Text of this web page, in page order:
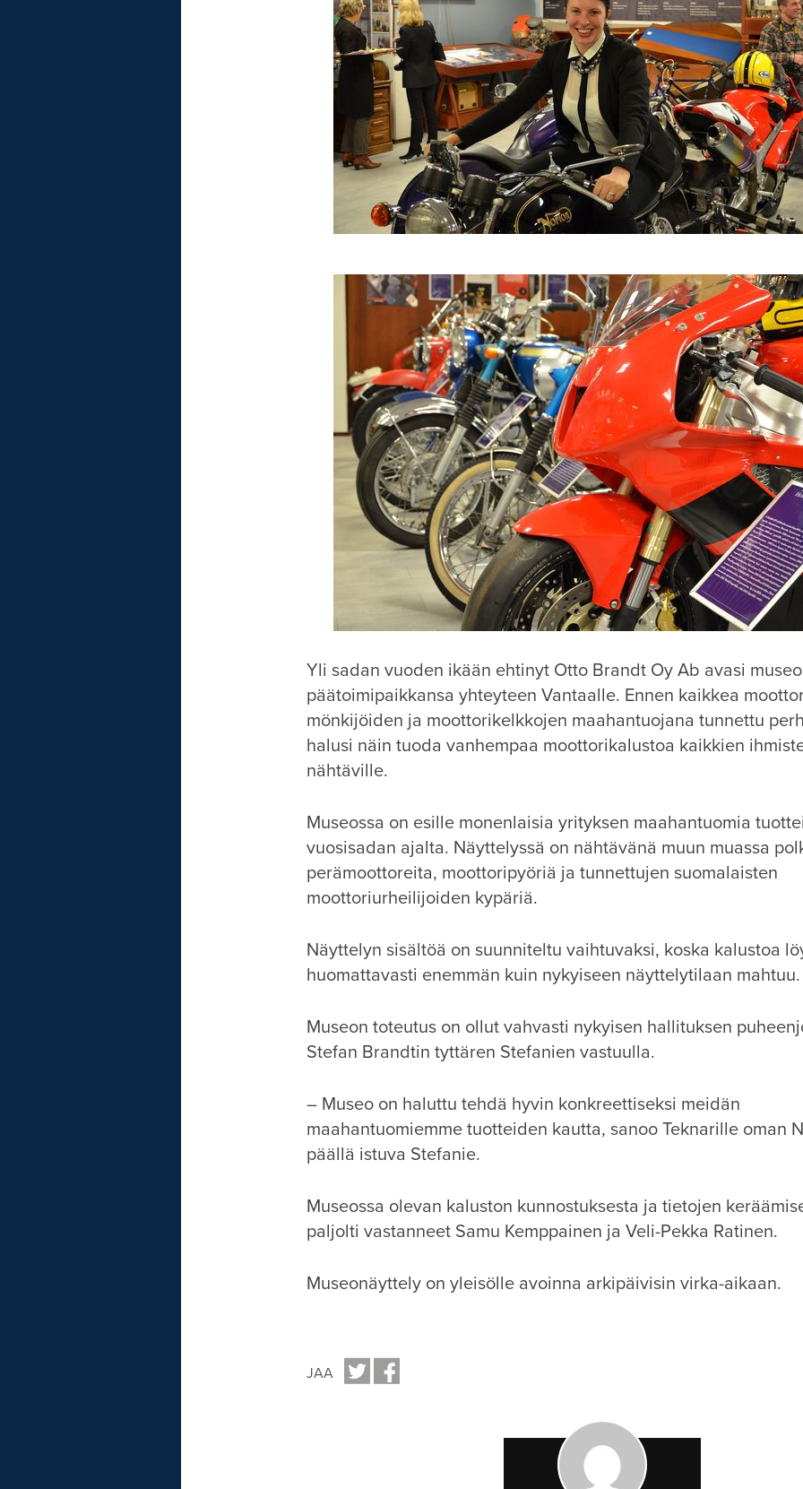
Yli sadan vuoden ikään ehtinyt Otto Brandt Oy Ab avasi
päätoimipaikkansa yhteyteen Vantaalle. Ennen kaikkea
mönkijöiden ja moottorikelkkojen maahantuojana tunnettu
halusi näin tuoda vanhempaa moottorikalustoa kaikkien
nähtäville.
Museossa on esille monenlaisia yrityksen maahantuomia
vuosisadan ajalta. Näyttelyssä on nähtävänä muun muassa
perämoottoreita, moottoripyöriä ja tunnettujen suomalaisten
moottoriurheilijoiden kypäriä.
Näyttelyn sisältöä on suunniteltu vaihtuvaksi, koska kalustoa
huomattavasti enemmän kuin nykyiseen näyttelytilaan mahtuu.
Museon toteutus on ollut vahvasti nykyisen hallituksen
Stefan Brandtin tyttären Stefanien vastuulla.
– Museo on haluttu tehdä hyvin konkreettiseksi meidän
maahantuomiemme tuotteiden kautta, sanoo Teknarille oman
päällä istuva Stefanie.
Museossa olevan kaluston kunnostuksesta ja tietojen
paljolti vastanneet Samu Kemppainen ja Veli-Pekka Ratinen.
Museonäyttely on yleisölle avoinna arkipäivisin virka-aikaan.
JAA